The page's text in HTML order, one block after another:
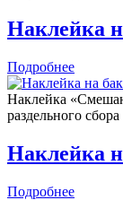
Наклейка
Подробнее
Наклейка
раздельного сбора
Наклейка
Подробнее